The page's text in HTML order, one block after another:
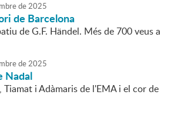
de2025
de Barcelona
de G.F. Händel. Més de 700 veus a
de2025
Nadal
i Adàmaris de l'EMA i el cor de